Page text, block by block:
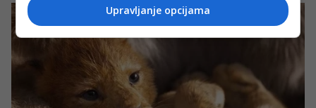
Upravljanje opcijama